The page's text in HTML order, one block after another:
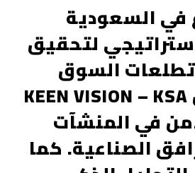
في السعودية
لتحقيق
تطلعات السوق
السعودي والأسواق العالمية الأخرى. وأكد أن KEEN VISION – KSA
في المنشآت
الصناعية. كما